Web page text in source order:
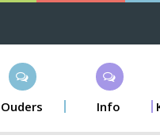
Ouders Info